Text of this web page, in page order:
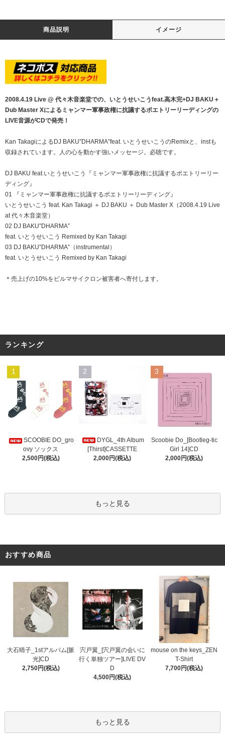
商品説明 イメージ
2008.4.19 Live @ 代々木音楽堂での、いとうせいこうfeat.高木完+DJ BAKU＋
Dub Master Xによるミャンマー軍事政権に抗議するポエトリーリーディングの
LIVE音源がCDで発売！
Kan TakagiによるDJ BAKU”DHARMA”feat. いとうせいこうのRemixと、instも
収録されています。人の心を動かす強いメッセージ。必聴です。
DJ BAKU feat.いとうせいこう『ミャンマー軍事政権に抗議するポエトリーリー
ディング』
01 『ミャンマー軍事政権に抗議するポエトリーリーディング』
いとうせいこう feat. Kan Takagi ＋ DJ BAKU ＋ Dub Master X（2008.4.19 Live
at 代々木音楽堂）
02 DJ BAKU”DHARMA”
feat. いとうせいこう Remixed by Kan Takagi
03 DJ BAKU”DHARMA”（instrumental）
feat. いとうせいこう Remixed by Kan Takagi
＊売上げの10%をビルマサイクロン被害者へ寄付します。
ランキング
1
SCOOBIE DO_gro
ovy ソックス
2,500円(税込)
2
DYGL_4th Album
[Thirst]CASSETTE
2,000円(税込)
3
Scoobie Do_[Bootleg-tic
Girl 14]CD
2,000円(税込)
もっと見る
おすすめ商品
大石晴子_1stアルバム[脈
光]CD
2,750円(税込)
宍戸翼_[宍戸翼の会いに
行く単独ツアー]LIVE DV
D
4,500円(税込)
mouse on the keys_ZEN
T-Shirt
7,700円(税込)
もっと見る